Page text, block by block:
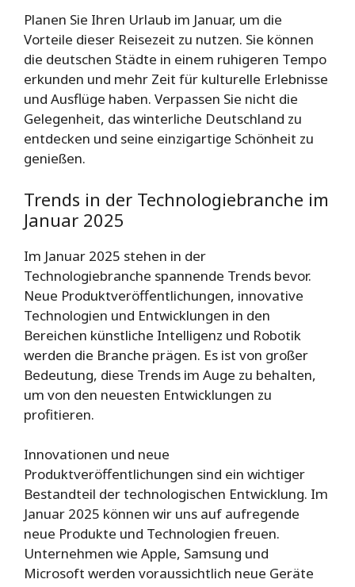
Planen Sie Ihren Urlaub im Januar, um die
Vorteile dieser Reisezeit zu nutzen. Sie können
die deutschen Städte in einem ruhigeren Tempo
erkunden und mehr Zeit für kulturelle Erlebnisse
und Ausflüge haben. Verpassen Sie nicht die
Gelegenheit, das winterliche Deutschland zu
entdecken und seine einzigartige Schönheit zu
genießen.
Trends in der Technologiebranche im
Januar 2025
Im Januar 2025 stehen in der
Technologiebranche spannende Trends bevor.
Neue Produktveröffentlichungen, innovative
Technologien und Entwicklungen in den
Bereichen künstliche Intelligenz und Robotik
werden die Branche prägen. Es ist von großer
Bedeutung, diese Trends im Auge zu behalten,
um von den neuesten Entwicklungen zu
profitieren.
Innovationen und neue
Produktveröffentlichungen sind ein wichtiger
Bestandteil der technologischen Entwicklung. Im
Januar 2025 können wir uns auf aufregende
neue Produkte und Technologien freuen.
Unternehmen wie Apple, Samsung und
Microsoft werden voraussichtlich neue Geräte